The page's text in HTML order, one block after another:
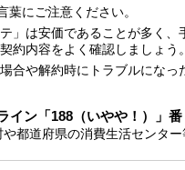
葉にご注意ください。
テ」は安価であることが多く
約内容をよく確認しましょう。
合や解約時にトラブルにな
イン「188（いやや！）」番
都道府県の消費生活センタ